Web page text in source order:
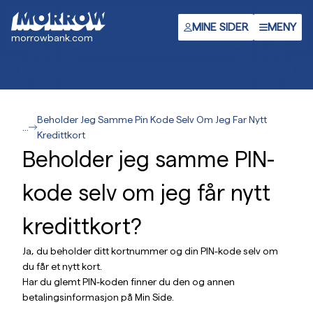
hovedinnhold
morrowbank.com
MINE SIDER MENY
Beholder Jeg Samme Pin Kode Selv Om Jeg Far Nytt
Kredittkort
Beholder jeg samme PIN-
kode selv om jeg får nytt
kredittkort?
Ja, du beholder ditt kortnummer og din PIN-kode selv om
du får et nytt kort.
Har du glemt PIN-koden finner du den og annen
betalingsinformasjon på Min Side.